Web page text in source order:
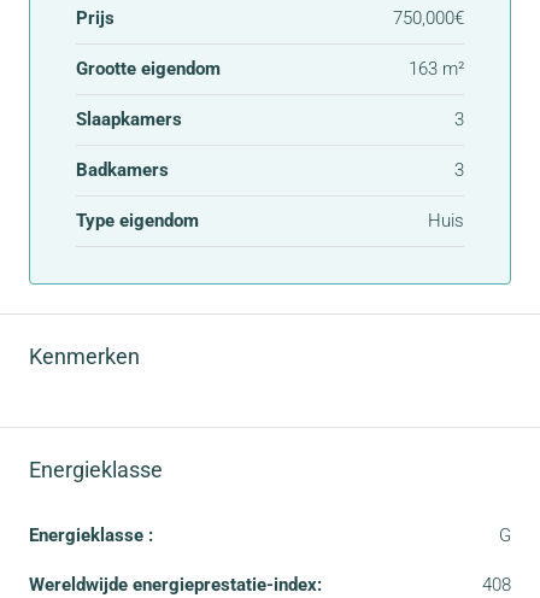
Prijs 750,000€
Grootte eigendom 163 m²
Slaapkamers 3
Badkamers 3
Type eigendom Huis
Kenmerken
Energieklasse
Energieklasse : G
Wereldwijde energieprestatie-index: 408